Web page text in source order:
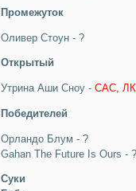
Промежуток
Оливер Стоун - ?
Открытый
Утрина Аши Сноу -CAC,
Победителей
Орландо Блум - ?
Gahan The Future Is Ours -
Суки